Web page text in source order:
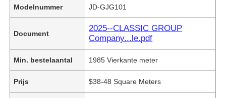
Modelnummer JD-GJG101
Document
2025--CLASSIC GROUP
Company...le.pdf
Min. bestelaantal 1985 Vierkante meter
Prijs $38-48 Square Meters